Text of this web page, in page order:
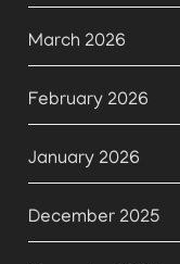
March 2026
February 2026
January 2026
December 2025